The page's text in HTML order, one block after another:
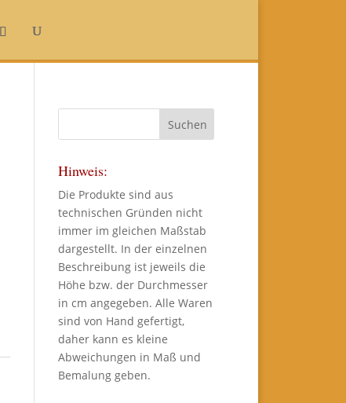
Hinweis:
Die Produkte sind aus
technischen Gründen nicht
immer im gleichen Maßstab
dargestellt. In der einzelnen
Beschreibung ist jeweils die
Höhe bzw. der Durchmesser
in cm angegeben. Alle Waren
sind von Hand gefertigt,
daher kann es kleine
Abweichungen in Maß und
Bemalung geben.